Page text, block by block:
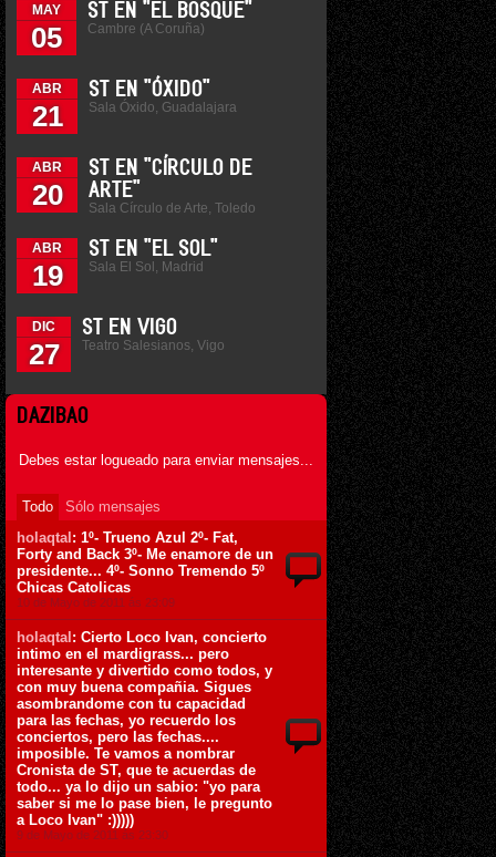
MAY
05
ST EN "EL BOSQUE"
Cambre (A Coruña)
ABR
21
ST EN "ÓXIDO"
Sala Óxido, Guadalajara
ABR
20
ST EN "CÍRCULO DE
ARTE"
Sala Círculo de Arte, Toledo
ABR
19
ST EN "EL SOL"
Sala El Sol, Madrid
DIC
27
ST EN VIGO
Teatro Salesianos, Vigo
DAZIBAO
Debes estar logueado para enviar mensajes...
Todo
Sólo mensajes
holaqtal : 1º- Trueno Azul 2º- Fat,
Forty and Back 3º- Me enamore de un
presidente... 4º- Sonno Tremendo 5º
Chicas Catolicas
10 de Mayo de 2011 ás 23:09
holaqtal : Cierto Loco Ivan, concierto
intimo en el mardigrass... pero
interesante y divertido como todos, y
con muy buena compañia. Sigues
asombrandome con tu capacidad
para las fechas, yo recuerdo los
conciertos, pero las fechas....
imposible. Te vamos a nombrar
Cronista de ST, que te acuerdas de
todo... ya lo dijo un sabio: "yo para
saber si me lo pase bien, le pregunto
a Loco Ivan" :)))))
9 de Mayo de 2011 ás 23:30